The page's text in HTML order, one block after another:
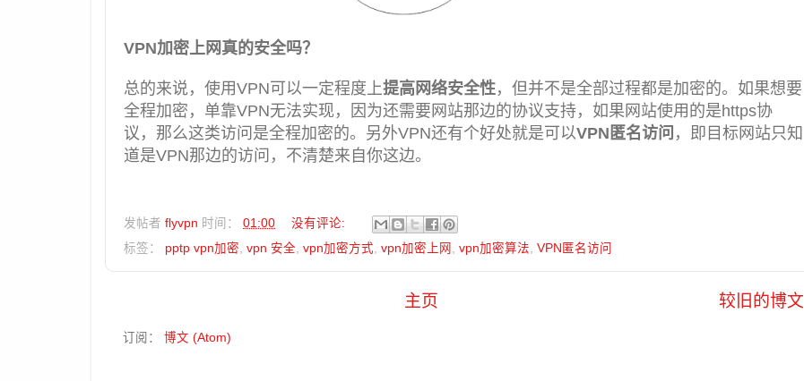
VPN加密上网真的安全吗？
总的来说，使用VPN可以一定程度上提高网络安全性，但并不是全部过程都是加密的。如果想要
全程加密，单靠VPN无法实现，因为还需要网站那边的协议支持，如果网站使用的是https协
议，那么这类访问是全程加密的。另外VPN还有个好处就是可以VPN匿名访问 ，即目标网站只知
道是VPN那边的访问，不清楚来自你这边。
发帖者 flyvpn 时间： 01:00
没有评论:
标签： pptp vpn加密 vpn 安全 vpn加密方式 vpn加密上网 vpn加密算法 VPN匿名访问
较旧的博文
主页
订阅： 博文 (Atom)